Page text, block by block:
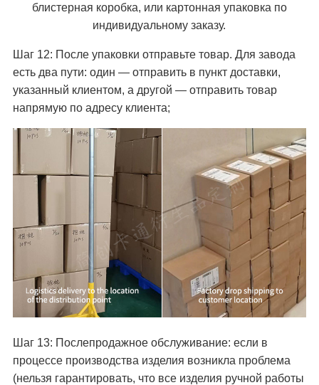
блистерная коробка, или картонная упаковка по
индивидуальному заказу.
Шаг 12: После упаковки отправьте товар. Для завода
есть два пути: один — отправить в пункт доставки,
указанный клиентом, а другой — отправить товар
напрямую по адресу клиента;
Шаг 13: Послепродажное обслуживание: если в
процессе производства изделия возникла проблема
(нельзя гарантировать, что все изделия ручной работы